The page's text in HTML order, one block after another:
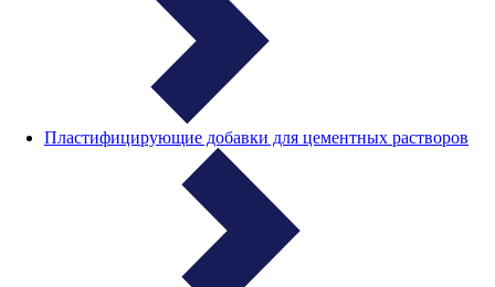
Пластифицирующие добавки для цементных растворов